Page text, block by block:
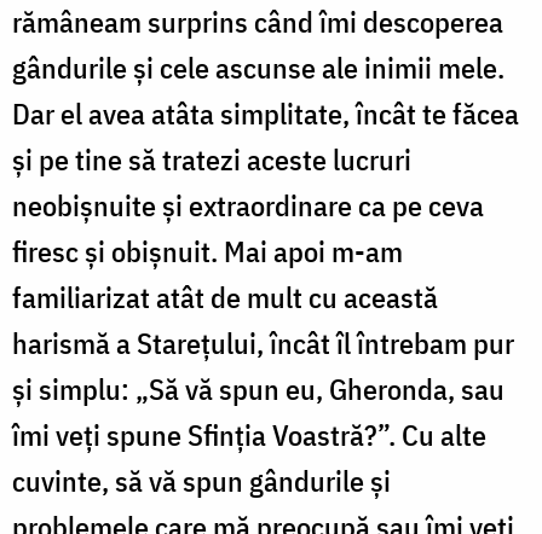
rămâneam surprins când îmi descoperea
gândurile şi cele ascunse ale inimii mele.
Dar el avea atâta simplitate, încât te făcea
şi pe tine să tratezi aceste lucruri
neobişnuite şi extraordinare ca pe ceva
firesc şi obişnuit. Mai apoi m-am
familiarizat atât de mult cu această
harismă a Stareţului, încât îl întrebam pur
şi simplu: „Să vă spun eu, Gheronda, sau
îmi veţi spune Sfinţia Voastră?”. Cu alte
cuvinte, să vă spun gândurile şi